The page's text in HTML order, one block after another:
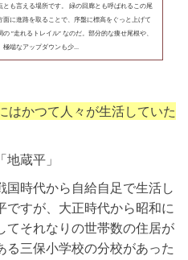
も言える場所です。 緑の回廊とも呼ばれるこの尾
に進路を取ることで、序盤に標高をぐっと上げて
”走れるトレイル” なのだ。部分的な痩せ尾根や、
極端なアップダウンも少...
はかつて人々が生活していた
蔵平」
時代から自給自足で生活し
ですが、大正時代から昭和に
てそれなりの世帯数の住居が
三保小学校の分校があった